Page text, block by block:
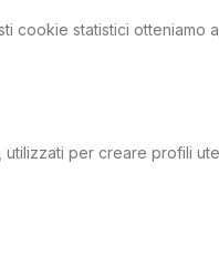
cookie statistici otteniamo
per creare profili